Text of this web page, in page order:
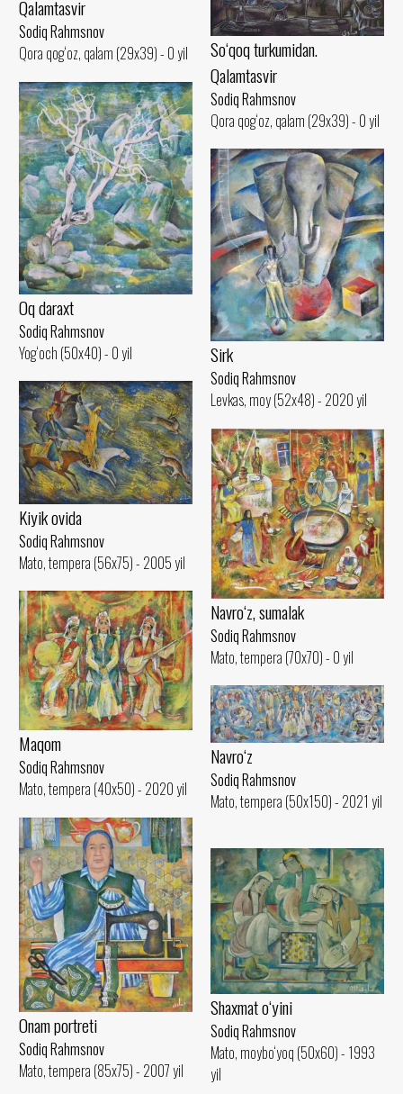
Qalamtasvir
Sodiq Rahmsnov
Qora qog‘oz, qalam (29x39) - 0 yil
So‘qoq turkumidan.
Qalamtasvir
Sodiq Rahmsnov
Qora qog‘oz, qalam (29x39) - 0 yil
Oq daraxt
Sodiq Rahmsnov
Yog‘och (50x40) - 0 yil
Sirk
Sodiq Rahmsnov
Levkas, moy (52x48) - 2020 yil
Kiyik ovida
Sodiq Rahmsnov
Mato, tempera (56x75) - 2005 yil
Navro‘z, sumalak
Sodiq Rahmsnov
Mato, tempera (70x70) - 0 yil
Maqom
Sodiq Rahmsnov
Mato, tempera (40x50) - 2020 yil
Navro‘z
Sodiq Rahmsnov
Mato, tempera (50x150) - 2021 yil
Onam portreti
Sodiq Rahmsnov
Mato, tempera (85x75) - 2007 yil
Shaxmat o‘yini
Sodiq Rahmsnov
Mato, moybo‘yoq (50x60) - 1993
yil